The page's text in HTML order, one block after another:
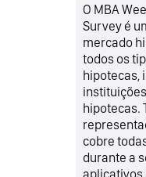
O MBA
Survey é
mercado
todos os
hipotecas,
hipotecas.
cobre
durante a
aplicativos